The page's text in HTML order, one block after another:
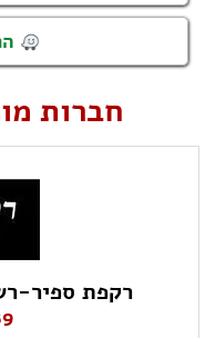
חברות
רקפת ספיר-